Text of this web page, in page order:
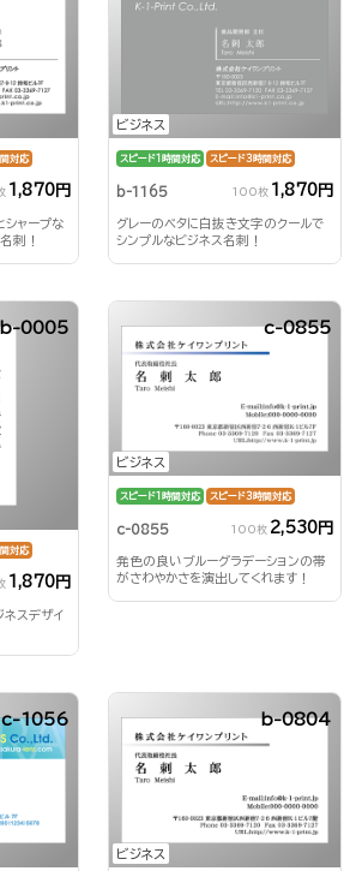
対応
1,870円
シャープな
刺！
ビジネス
スピード1時間対応 スピード3時間対応
b-1165 100枚 1,870円
グレーのベタに白抜き文字のクールで
シンプルなビジネス名刺！
0005
対応
1,870円
スデザイ
ビジネス
c-0855
スピード1時間対応 スピード3時間対応
c-0855 100枚 2,530円
発色の良いブルーグラデーションの帯
がさわやかさを演出してくれます！
c-1056
ビジネス
b-0804